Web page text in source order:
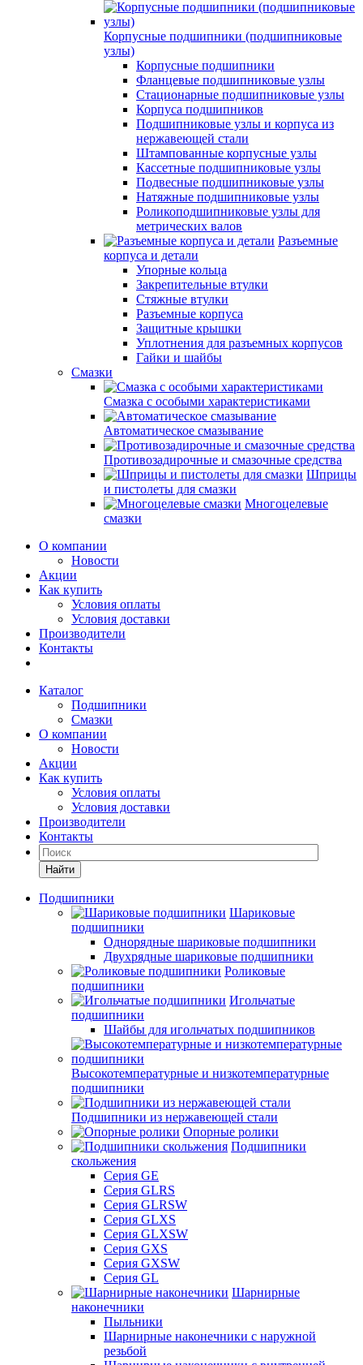
Корпусные подшипники (подшипниковые
узлы)
Корпусные подшипники
Фланцевые подшипниковые узлы
Стационарные подшипниковые узлы
Корпуса подшипников
Подшипниковые узлы и корпуса из
нержавеющей стали
Штампованные корпусные узлы
Кассетные подшипниковые узлы
Подвесные подшипниковые узлы
Натяжные подшипниковые узлы
Роликоподшипниковые узлы для
метрических валов
Разъемные
корпуса и детали
Упорные кольца
Закрепительные втулки
Стяжные втулки
Разъемные корпуса
Защитные крышки
Уплотнения для разъемных корпусов
Гайки и шайбы
Смазки
Смазка с особыми характеристиками
Автоматическое смазывание
Противозадирочные и смазочные средства
Шприцы
и пистолеты для смазки
Многоцелевые
смазки
О компании
Новости
Акции
Как купить
Условия оплаты
Условия доставки
Производители
Контакты
Каталог
Подшипники
Смазки
О компании
Новости
Акции
Как купить
Условия оплаты
Условия доставки
Производители
Контакты
Найти
Подшипники
Шариковые
подшипники
Однорядные шариковые подшипники
Двухрядные шариковые подшипники
Роликовые
подшипники
Игольчатые
подшипники
Шайбы для игольчатых подшипников
Высокотемпературные и низкотемпературные
подшипники
Подшипники из нержавеющей стали
Опорные ролики
Подшипники
скольжения
Серия GE
Серия GLRS
Серия GLRSW
Серия GLXS
Серия GLXSW
Серия GXS
Серия GXSW
Серия GL
Шарнирные
наконечники
Пыльники
Шарнирные наконечники с наружной
резьбой